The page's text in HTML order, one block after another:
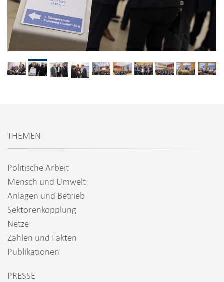
o
n
Neujahrsempfang ARGE Netz und BWE
THEMEN
Politische Arbeit
Mensch und Umwelt
Anlagen und Betrieb
Sektorenkopplung
Netze
Zahlen und Fakten
Publikationen
PRESSE